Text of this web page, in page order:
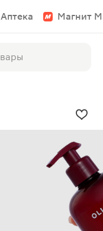
Аптека Магнит